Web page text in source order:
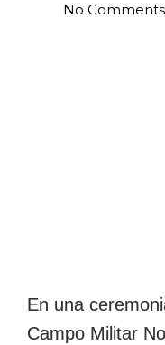
No Comments
En una
Campo Militar